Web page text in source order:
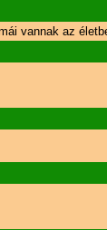
vannak az